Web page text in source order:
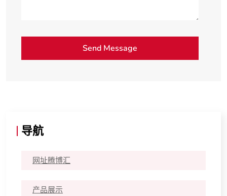
导航
网址腾博汇
产品展示